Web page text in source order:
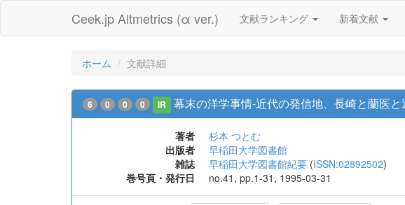
Ceek.jp Altmetrics (α ver.) 文献ランキング 新着文献
ホーム 文献詳細
6 0 0 0 IR 幕末の洋学事情-近代の発信地、長崎と蘭医
著者
杉本 つとむ
出版者
早稲田大学図書館
雑誌
早稲田大学図書館紀要 (ISSN:02892502)
巻号頁・発行日
no.41, pp.1-31, 1995-03-31